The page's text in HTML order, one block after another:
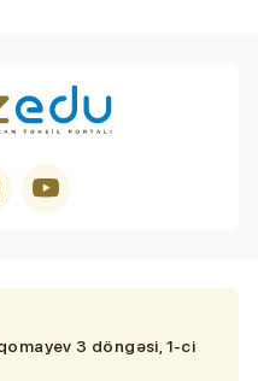
3 döngəsi, 1-ci